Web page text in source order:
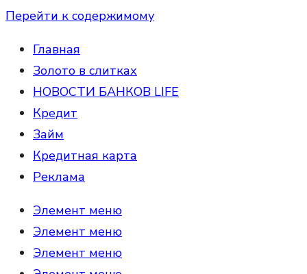
Перейти к содержимому
Главная
Золото в слитках
НОВОСТИ БАНКОВ LIFE
Кредит
Займ
Кредитная карта
Реклама
Элемент меню
Элемент меню
Элемент меню